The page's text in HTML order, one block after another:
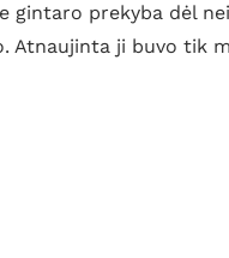
gintaro prekyba dėl
Atnaujinta ji buvo tik